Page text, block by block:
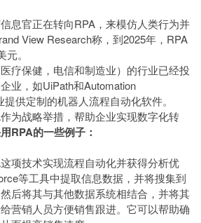
息官正在转向RPA，来模仿人类行为并
View Research称，到2025年，RPA
。
疗保健，电信和制造业）的行业已经投
业，如UiPath和Automation
供定制的机器人流程自动化软件。
为战略举措，帮助企业实现数字化转
RPA的一些例子：
项技术实现流程自动化并获得分析优
等工具中提取信息数据，并将搜集到
后将其与其他数据系统相结合，并将其
营销人员方便销售跟进。它可以帮助确